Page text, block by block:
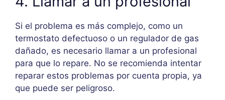
Si el problema es más complejo, como un
termostato defectuoso o un regulador de gas
dañado, es necesario llamar a un profesional
para que lo repare. No se recomienda intentar
reparar estos problemas por cuenta propia, ya
que puede ser peligroso.
¿Con que pintar una cocina a gas?